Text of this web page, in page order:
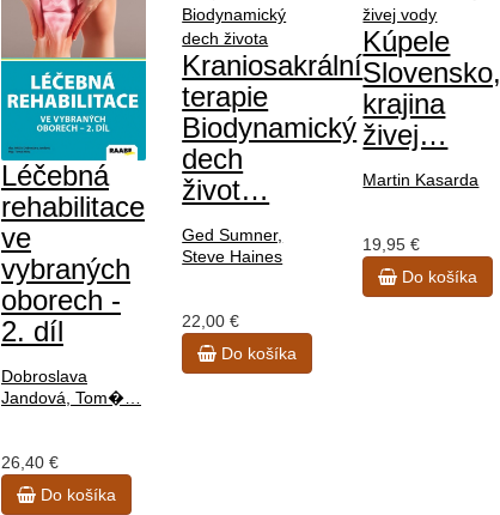
Léčebná
rehabilitace
ve
vybraných
oborech -
2. díl
Dobroslava
Jandová, Tom�…
26,40 €
Do košíka
Kraniosakrální
terapie
Biodynamický
dech
život…
Ged Sumner,
Steve Haines
22,00 €
Do košíka
Kúpele
Slovensko,
krajina
živej…
Martin Kasarda
19,95 €
Do košíka